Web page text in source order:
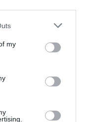
my
en
de aviso
colocado.
destacan:
(SpO₂).